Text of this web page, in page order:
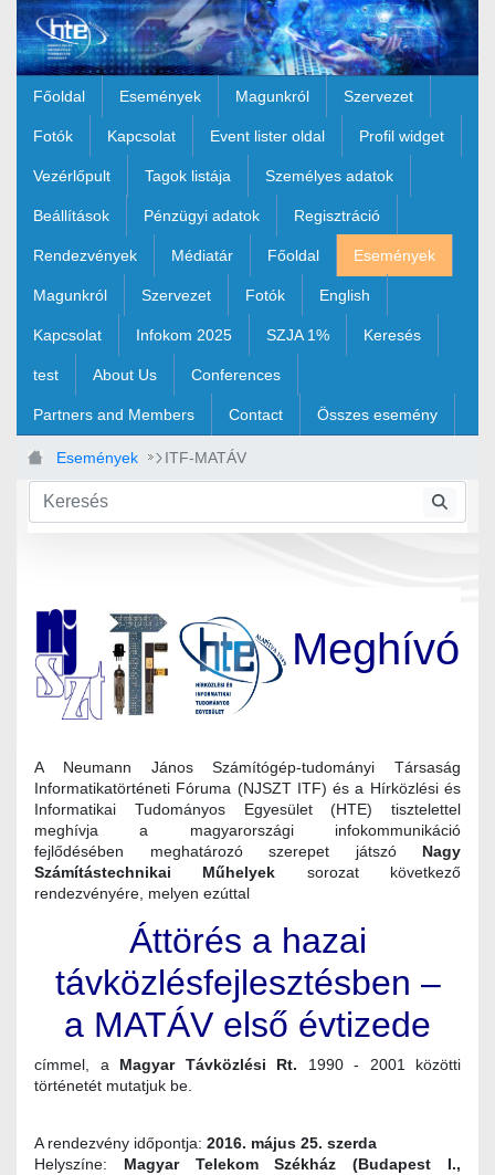
Ugrás a fő tartalomhoz
Főoldal Események Magunkról Szervezet
Fotók Kapcsolat Event lister oldal Profil widget
Vezérlőpult Tagok listája Személyes adatok
Beállítások Pénzügyi adatok Regisztráció
Rendezvények Médiatár Főoldal Események
Magunkról Szervezet Fotók English
Kapcsolat Infokom 2025 SZJA 1% Keresés
test About Us Conferences
Partners and Members Contact Összes esemény
Események ITF-MATÁV
Meghívó
A Neumann János Számítógép-tudományi Társaság
Informatikatörténeti Fóruma (NJSZT ITF) és a Hírközlési és
Informatikai Tudományos Egyesület (HTE) tisztelettel
meghívja a magyarországi infokommunikáció
fejlődésében meghatározó szerepet játszó Nagy
Számítástechnikai Műhelyek sorozat következő
rendezvényére, melyen ezúttal
Áttörés a hazai
távközlésfejlesztésben –
a MATÁV első évtizede
címmel, a Magyar Távközlési Rt. 1990 - 2001 közötti
történetét mutatjuk be.
A rendezvény időpontja: 2016. május 25. szerda
Helyszíne: Magyar Telekom Székház (Budapest I.,